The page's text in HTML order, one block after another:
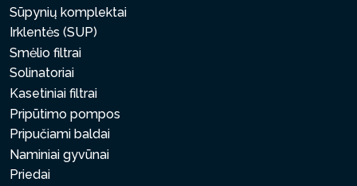
Sūpynių komplektai
Irklentės (SUP)
Smėlio filtrai
Solinatoriai
Kasetiniai filtrai
Pripūtimo pompos
Pripučiami baldai
Naminiai gyvūnai
Priedai